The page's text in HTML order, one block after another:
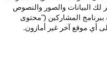
لك البيانات والصور والنصوص
ببرنامج المشاركين ("محتوى
أي موقع آخر غير أمازون.